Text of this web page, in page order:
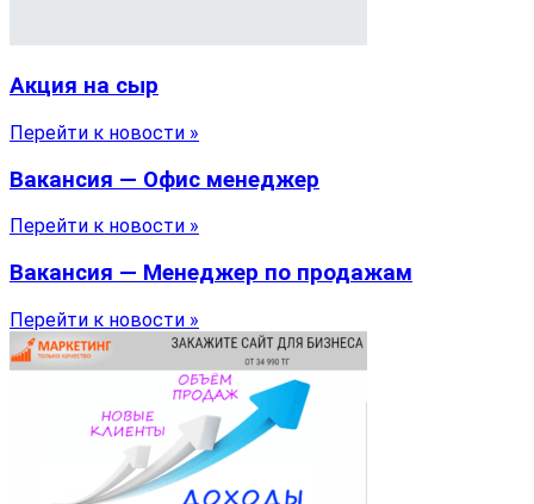
Акция на сыр
Перейти к новости »
Вакансия — Офис менеджер
Перейти к новости »
Вакансия — Менеджер по продажам
Перейти к новости »